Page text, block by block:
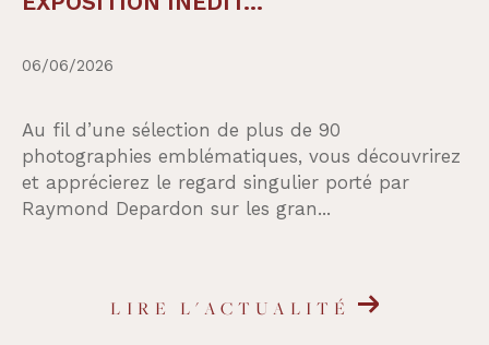
06/06/2026
Au fil d’une sélection de plus de 90
photographies emblématiques, vous découvrirez
et apprécierez le regard singulier porté par
Raymond Depardon sur les gran...
LIRE L'ACTUALITÉ